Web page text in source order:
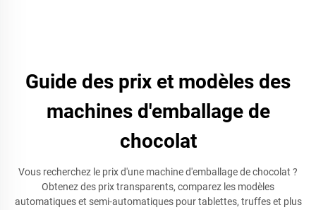
Guide des prix et modèles des
machines d'emballage de
chocolat
Vous recherchez le prix d'une machine d'emballage de chocolat ?
Obtenez des prix transparents, comparez les modèles
automatiques et semi-automatiques pour tablettes, truffes et plus